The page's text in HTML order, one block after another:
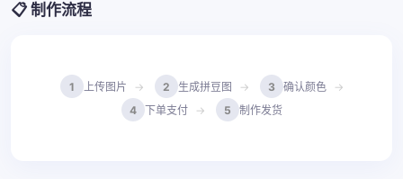
📋 制作流程
1 上传图片 2 生成拼豆图 3 确认颜色
4 下单支付 5 制作发货